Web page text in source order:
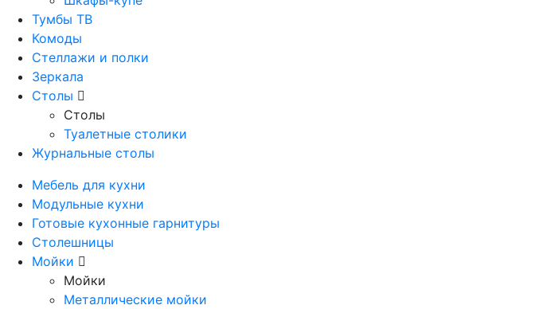
Тумбы ТВ
Комоды
Стеллажи и полки
Зеркала
Столы
Столы
Туалетные столики
Журнальные столы
Мебель для кухни
Модульные кухни
Готовые кухонные гарнитуры
Столешницы
Мойки
Мойки
Металлические мойки